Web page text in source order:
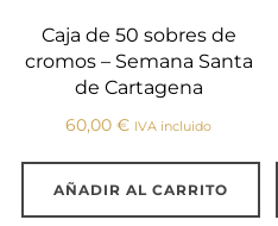
Caja de 50 sobres de
cromos – Semana Santa
de Cartagena
60,00€ IVA incluido
AÑADIR AL CARRITO